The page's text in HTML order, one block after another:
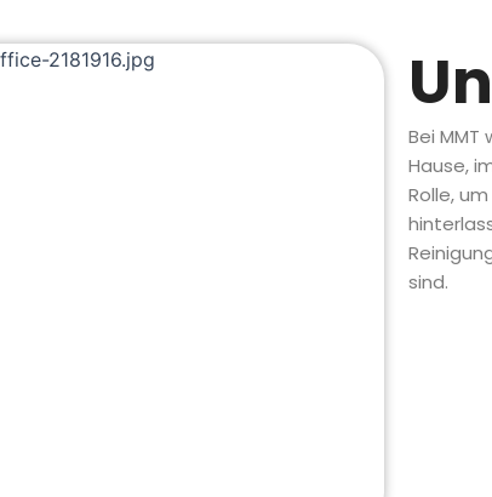
Bei
Hause,
Rolle,
sind.